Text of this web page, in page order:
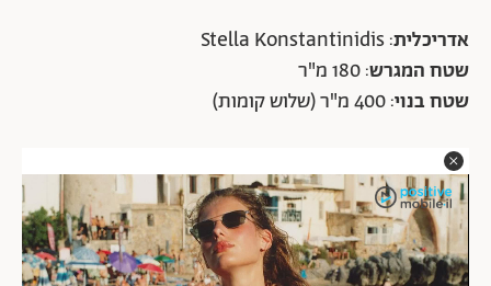
אדריכלית: Stella Konstantinidis
שטח המגרש: 180 מ"ר
שטח בנוי: 400 מ"ר (שלוש קומות)